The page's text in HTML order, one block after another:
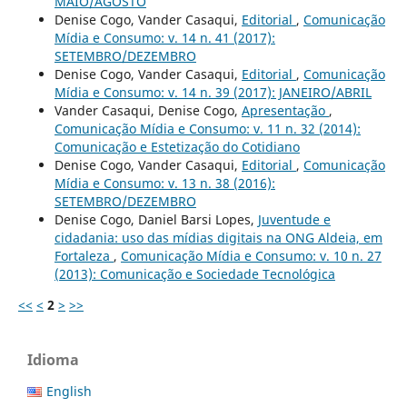
Denise Cogo, Vander Casaqui, Editorial , Comunicação
Mídia e Consumo: v. 14 n. 41 (2017):
SETEMBRO/DEZEMBRO
Denise Cogo, Vander Casaqui, Editorial , Comunicação
Mídia e Consumo: v. 14 n. 39 (2017): JANEIRO/ABRIL
Vander Casaqui, Denise Cogo, Apresentação ,
Comunicação Mídia e Consumo: v. 11 n. 32 (2014):
Comunicação e Estetização do Cotidiano
Denise Cogo, Vander Casaqui, Editorial , Comunicação
Mídia e Consumo: v. 13 n. 38 (2016):
SETEMBRO/DEZEMBRO
Denise Cogo, Daniel Barsi Lopes, Juventude e
cidadania: uso das mídias digitais na ONG Aldeia, em
Fortaleza , Comunicação Mídia e Consumo: v. 10 n. 27
(2013): Comunicação e Sociedade Tecnológica
<< < 2 > >>
Idioma
English